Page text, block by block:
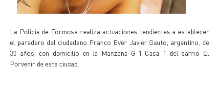
La Policía de Formosa realiza actuaciones tendientes a establecer
el paradero del ciudadano Franco Ever Javier Gauto, argentino, de
30 años, con domicilio en la Manzana G-1 Casa 1 del barrio El
Porvenir de esta ciudad.